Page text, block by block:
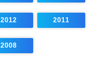
2012 2011
2008